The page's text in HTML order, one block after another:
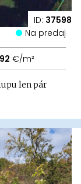
ID: 37598
Na predaj
€/m²
len pár